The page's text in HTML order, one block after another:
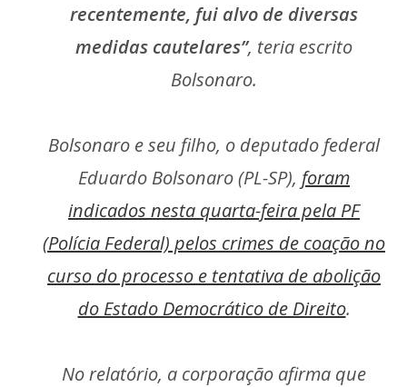
recentemente, fui alvo de diversas
medidas cautelares”, teria escrito
Bolsonaro.
Bolsonaro e seu filho, o deputado federal
Eduardo Bolsonaro (PL-SP), foram
indicados nesta quarta-feira pela PF
(Polícia Federal) pelos crimes de coação no
curso do processo e tentativa de abolição
do Estado Democrático de Direito.
No relatório, a corporação afirma que